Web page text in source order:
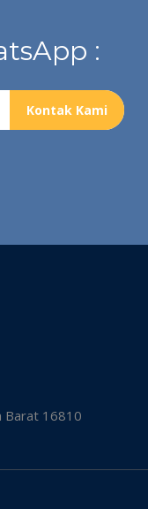
:
Kontak Kami
Barat 16810